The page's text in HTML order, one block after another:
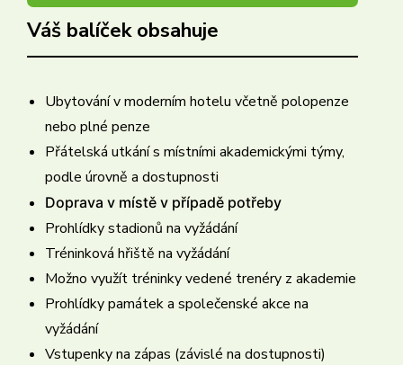
Váš balíček obsahuje
Ubytování v moderním hotelu včetně polopenze
nebo plné penze
Přátelská utkání s místními akademickými týmy,
podle úrovně a dostupnosti
Doprava v místě v případě potřeby
Prohlídky stadionů na vyžádání
Tréninková hřiště na vyžádání
Možno využít tréninky vedené trenéry z akademie
Prohlídky památek a společenské akce na
vyžádání
Vstupenky na zápas (závislé na dostupnosti)